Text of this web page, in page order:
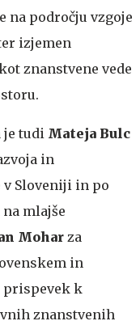
na področju vzgoje
izjemen
znanstvene vede
je tudi Mateja Bulc
in
Sloveniji in po
mlajše
Moharza
in
prispevek k
znanstvenih